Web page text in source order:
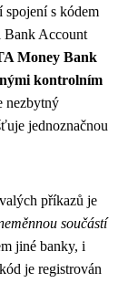
spojení s kódem
Bank Account
Money Bank
kontrolním
nezbytný
jednoznačnou
příkazů je
součástí
jiné banky, i
je registrován